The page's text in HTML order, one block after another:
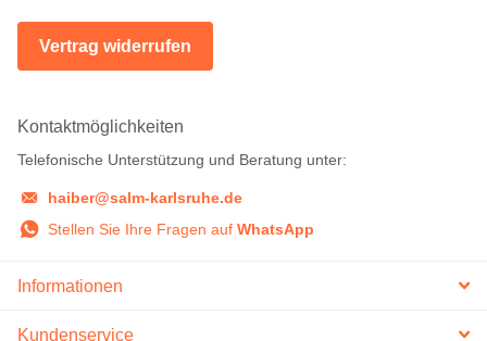
Vertrag widerrufen
Kontaktmöglichkeiten
Telefonische Unterstützung und Beratung unter:
haiber@salm-karlsruhe.de
Stellen Sie Ihre Fragen auf WhatsApp
Informationen
Kundenservice